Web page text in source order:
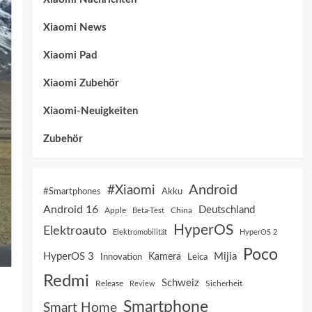
Xiaomi News
Xiaomi Pad
Xiaomi Zubehör
Xiaomi-Neuigkeiten
Zubehör
#Smartphones #Xiaomi Akku Android
Android 16 Apple Beta-Test China Deutschland
Elektroauto Elektromobilität HyperOS HyperOS 2
HyperOS 3 Innovation Kamera Leica Mijia
Poco
Redmi
Release Review Schweiz Sicherheit
Smart Home Smartphone